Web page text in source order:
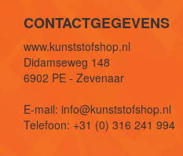
CONTACTGEGEVENS
www.kunststofshop.nl
Didamseweg 148
6902 PE - Zevenaar
E-mail: info@kunststofshop.nl
Telefoon: +31 (0) 316 241 994